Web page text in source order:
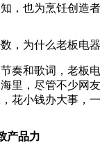
，也为烹饪创造
，为什么老板电
奏和歌词，老板
里，尽管不少网
花小钱办大事，
产品力